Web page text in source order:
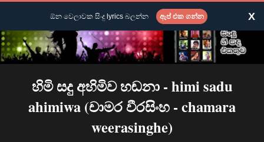
හිමි සදු අහිමිව හඬනා - himi sadu
ahimiwa (චාමර වීරසිංහ - chamara
weerasinghe)
ඕන වෙලාවක සිංදු lyrics බලන්න ඇප් එක ගන්න X